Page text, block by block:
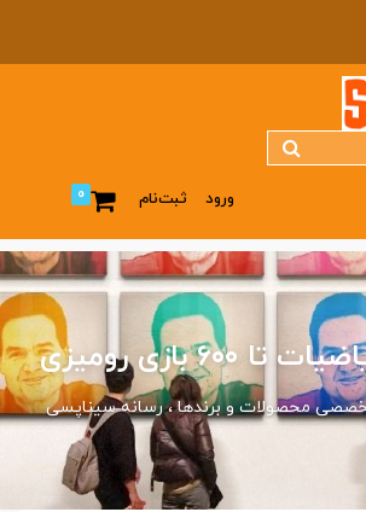
ورود ثبت‌نام 0
بازی رومیزی
محصولات و برندها رسانه سیناپسی